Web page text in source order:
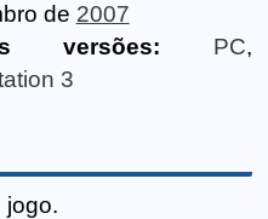
de 2007
versões:
PC,
3
jogo.